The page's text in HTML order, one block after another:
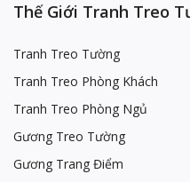
Thế Giới Tranh Treo
Tranh Treo Tường
Tranh Treo Phòng Khách
Tranh Treo Phòng Ngủ
Gương Treo Tường
Gương Trang Điểm